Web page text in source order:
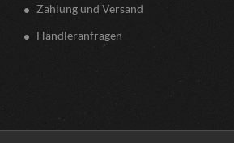
Zahlung und Versand
Händleranfragen